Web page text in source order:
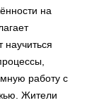
на
научиться
работу с
Жители